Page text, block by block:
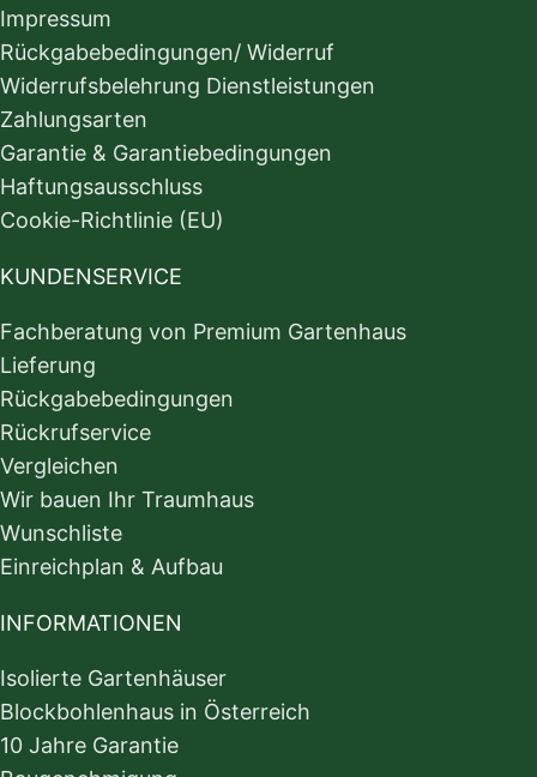
Impressum
Rückgabebedingungen/ Widerruf
Widerrufsbelehrung Dienstleistungen
Zahlungsarten
Garantie & Garantiebedingungen
Haftungsausschluss
Cookie-Richtlinie (EU)
KUNDENSERVICE
Fachberatung von Premium Gartenhaus
Lieferung
Rückgabebedingungen
Rückrufservice
Vergleichen
Wir bauen Ihr Traumhaus
Wunschliste
Einreichplan & Aufbau
INFORMATIONEN
Isolierte Gartenhäuser
Blockbohlenhaus in Österreich
10 Jahre Garantie